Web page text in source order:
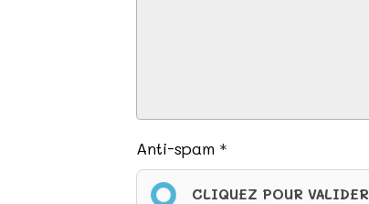
Anti-spam
CLIQUEZ POUR VALIDER